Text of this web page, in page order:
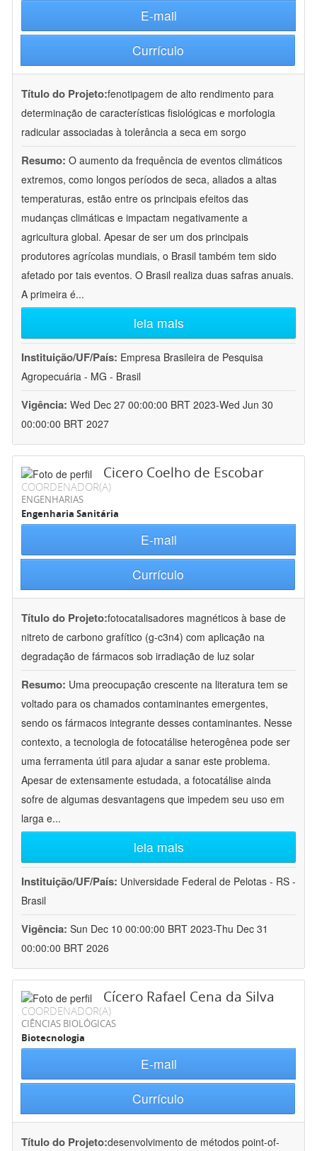
E-mail
Currículo
Título do Projeto:fenotipagem de alto rendimento para
determinação de características fisiológicas e morfologia
radicular associadas à tolerância a seca em sorgo
Resumo: O aumento da frequência de eventos climáticos
extremos, como longos períodos de seca, aliados a altas
temperaturas, estão entre os principais efeitos das
mudanças climáticas e impactam negativamente a
agricultura global. Apesar de ser um dos principais
produtores agrícolas mundiais, o Brasil também tem sido
afetado por tais eventos. O Brasil realiza duas safras anuais.
A primeira é...
leia mais
Instituição/UF/País: Empresa Brasileira de Pesquisa
Agropecuária - MG - Brasil
Vigência: Wed Dec 27 00:00:00 BRT 2023-Wed Jun 30
00:00:00 BRT 2027
Cicero Coelho de Escobar
COORDENADOR(A)
ENGENHARIAS
Engenharia Sanitária
E-mail
Currículo
Título do Projeto:fotocatalisadores magnéticos à base de
nitreto de carbono grafítico (g-c3n4) com aplicação na
degradação de fármacos sob irradiação de luz solar
Resumo: Uma preocupação crescente na literatura tem se
voltado para os chamados contaminantes emergentes,
sendo os fármacos integrante desses contaminantes. Nesse
contexto, a tecnologia de fotocatálise heterogênea pode ser
uma ferramenta útil para ajudar a sanar este problema.
Apesar de extensamente estudada, a fotocatálise ainda
sofre de algumas desvantagens que impedem seu uso em
larga e...
leia mais
Instituição/UF/País: Universidade Federal de Pelotas - RS -
Brasil
Vigência: Sun Dec 10 00:00:00 BRT 2023-Thu Dec 31
00:00:00 BRT 2026
Cícero Rafael Cena da Silva
COORDENADOR(A)
CIÊNCIAS BIOLÓGICAS
Biotecnologia
E-mail
Currículo
Título do Projeto:desenvolvimento de métodos point-of-